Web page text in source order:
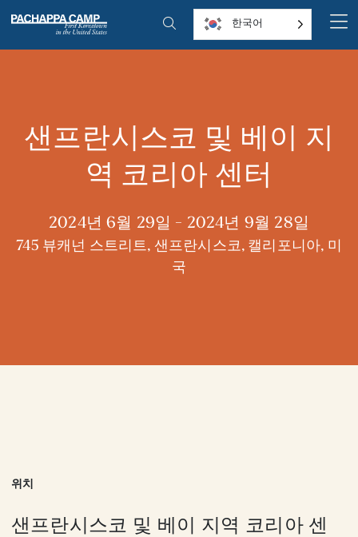
츠
한국어
샌프란시스코 및 베이 지
역 코리아 센터
2024년 6월 29일 - 2024년 9월 28일
745 뷰캐넌 스트리트, 샌프란시스코, 캘리포니아, 미
국
위치
샌프란시스코 및 베이 지역 코리아 센